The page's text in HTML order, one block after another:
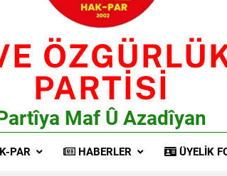
PARTİSİ
Maf Û Azadîyan
PAR HABERLER ÜYELIK